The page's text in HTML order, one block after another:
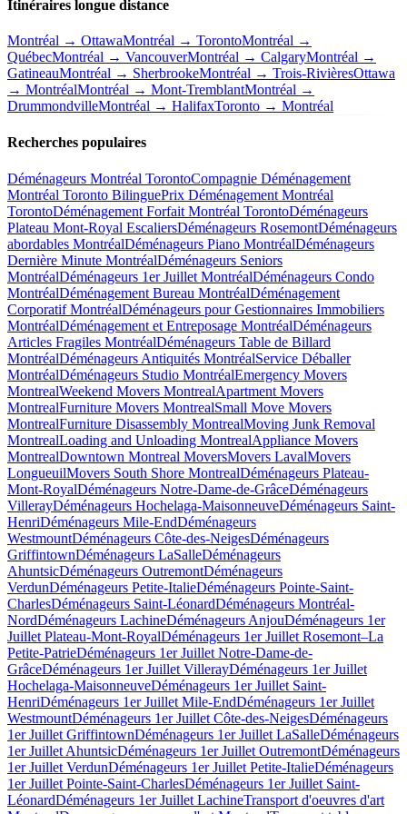
Itinéraires longue distance
Montréal → OttawaMontréal → TorontoMontréal →
QuébecMontréal → VancouverMontréal → CalgaryMontréal →
GatineauMontréal → SherbrookeMontréal → Trois-RivièresOttawa
→ MontréalMontréal → Mont-TremblantMontréal →
DrummondvilleMontréal → HalifaxToronto → Montréal
Recherches populaires
Déménageurs Montréal TorontoCompagnie Déménagement
Montréal Toronto BilinguePrix Déménagement Montréal
TorontoDéménagement Forfait Montréal TorontoDéménageurs
Plateau Mont-Royal EscaliersDéménageurs RosemontDéménageurs
abordables MontréalDéménageurs Piano MontréalDéménageurs
Dernière Minute MontréalDéménageurs Seniors
MontréalDéménageurs 1er Juillet MontréalDéménageurs Condo
MontréalDéménagement Bureau MontréalDéménagement
Corporatif MontréalDéménageurs pour Gestionnaires Immobiliers
MontréalDéménagement et Entreposage MontréalDéménageurs
Articles Fragiles MontréalDéménageurs Table de Billard
MontréalDéménageurs Antiquités MontréalService Déballer
MontréalDéménageurs Studio MontréalEmergency Movers
MontrealWeekend Movers MontrealApartment Movers
MontrealFurniture Movers MontrealSmall Move Movers
MontrealFurniture Disassembly MontrealMoving Junk Removal
MontrealLoading and Unloading MontrealAppliance Movers
MontrealDowntown Montreal MoversMovers LavalMovers
LongueuilMovers South Shore MontrealDéménageurs Plateau-
Mont-RoyalDéménageurs Notre-Dame-de-GrâceDéménageurs
VillerayDéménageurs Hochelaga-MaisonneuveDéménageurs Saint-
HenriDéménageurs Mile-EndDéménageurs
WestmountDéménageurs Côte-des-NeigesDéménageurs
GriffintownDéménageurs LaSalleDéménageurs
AhuntsicDéménageurs OutremontDéménageurs
VerdunDéménageurs Petite-ItalieDéménageurs Pointe-Saint-
CharlesDéménageurs Saint-LéonardDéménageurs Montréal-
NordDéménageurs LachineDéménageurs AnjouDéménageurs 1er
Juillet Plateau-Mont-RoyalDéménageurs 1er Juillet Rosemont–La
Petite-PatrieDéménageurs 1er Juillet Notre-Dame-de-
GrâceDéménageurs 1er Juillet VillerayDéménageurs 1er Juillet
Hochelaga-MaisonneuveDéménageurs 1er Juillet Saint-
HenriDéménageurs 1er Juillet Mile-EndDéménageurs 1er Juillet
WestmountDéménageurs 1er Juillet Côte-des-NeigesDéménageurs
1er Juillet GriffintownDéménageurs 1er Juillet LaSalleDéménageurs
1er Juillet AhuntsicDéménageurs 1er Juillet OutremontDéménageurs
1er Juillet VerdunDéménageurs 1er Juillet Petite-ItalieDéménageurs
1er Juillet Pointe-Saint-CharlesDéménageurs 1er Juillet Saint-
LéonardDéménageurs 1er Juillet LachineTransport d'oeuvres d'art